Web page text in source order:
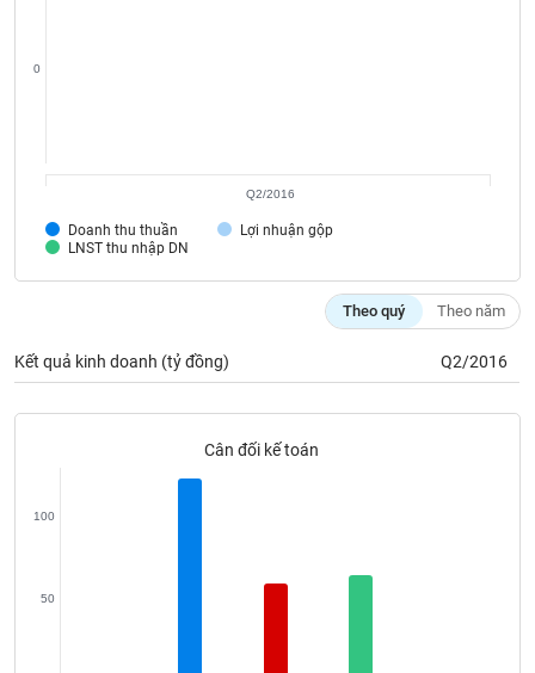
Doanh thu thuần
Lợi nhuận gộp
LNST thu nhập DN
0
Q2/2016
Theo quý Theo năm
Kết quả kinh doanh (tỷ đồng) Q2/2016
Cân đối kế toán
50
100
Tất cả
Bài
(-)
ngữ